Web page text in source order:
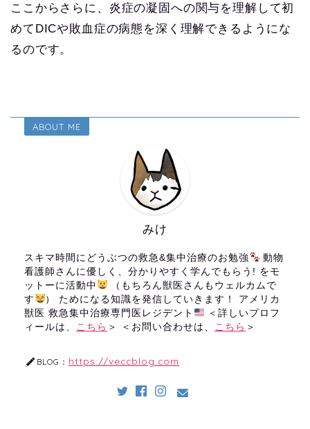
ここからさらに、炎症の凝固への関与を理解して初
めてDICや敗血症の病態を深く理解できるようにな
るのです。
ABOUT ME
みけ
スキマ時間にどうぶつの救急&集中治療のお勉強
動物
看護師さんに優しく、分かりやすく学んでもらう! をモ
ットーに活動中
（もちろん獣医さんもウェルカムで
す
） ためになる知識を発信していきます！ アメリカ
獣医 救急集中治療専門医レジデント
＜詳しいプロフ
ィールは、
こちら ＞ ＜お問い合わせは、 こちら ＞
BLOG： https://veccblog.com